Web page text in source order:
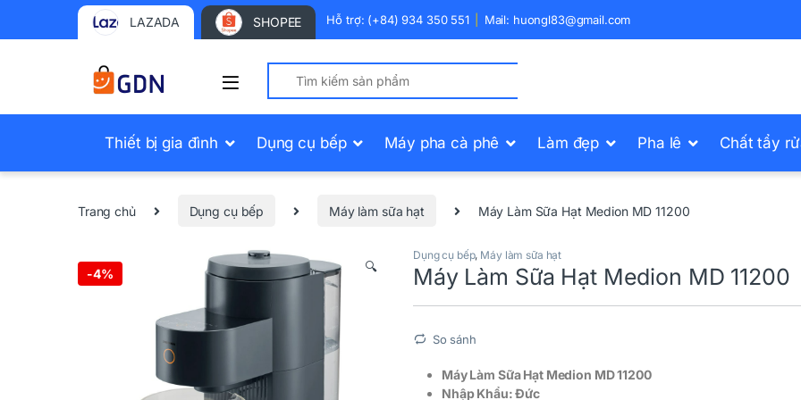
LAZADA SHOPEE Hỗ trợ: (+84) 934 350 551 Mail: huongl83@gmail.com
Search for:
Thiết bị gia đình Dụng cụ bếp Máy pha cà phê Làm đẹp Pha lê Chất tẩy
Trang chủ Dụng cụ bếp Máy làm sữa hạt Máy Làm Sữa Hạt Medion MD 11200
-4% 🔍
Dụng cụ bếp, Máy làm sữa hạt
Máy Làm Sữa Hạt Medion MD 11200
So sánh
Máy Làm Sữa Hạt Medion MD 11200
Nhập Khẩu: Đức